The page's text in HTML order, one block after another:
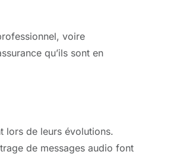
voire
qu’ils sont en
lors de leurs évolutions.
de messages audio font